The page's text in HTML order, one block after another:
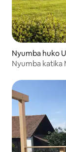
Nyumba huko
Nyumba katika